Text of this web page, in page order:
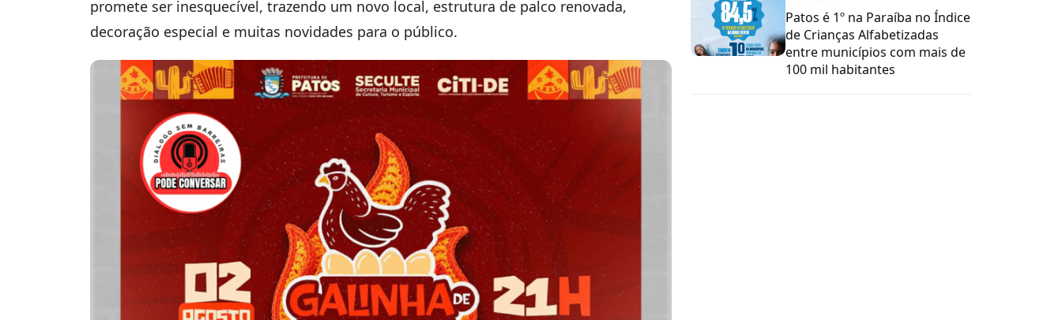
promete ser inesquecível, trazendo um novo local, estrutura de palco renovada,
decoração especial e muitas novidades para o público.
Patos é 1º na Paraíba no Índice
de Crianças Alfabetizadas
entre municípios com mais de
100 mil habitantes